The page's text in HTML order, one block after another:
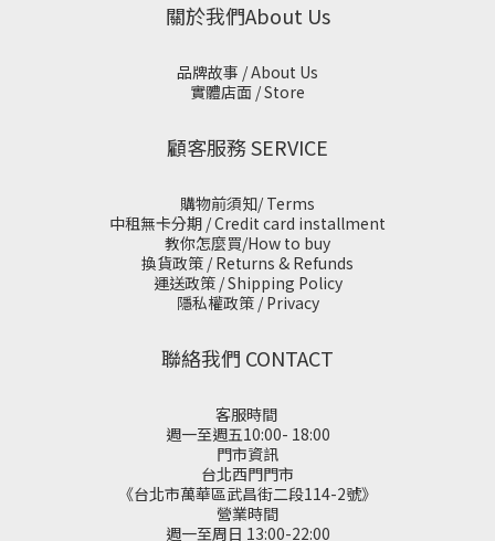
關於我們About Us
品牌故事 / About Us
實體店面 / Store
顧客服務 SERVICE
購物前須知/ Terms
中租無卡分期 / Credit card installment
教你怎麼買/How to buy
換貨政策 / Returns & Refunds
運送政策 / Shipping Policy
隱私權政策 / Privacy
聯絡我們 CONTACT
客服時間
週一至週五10:00- 18:00
門市資訊
台北西門門市
《台北市萬華區武昌街二段114-2號》
營業時間
週一至周日 13:00-22:00